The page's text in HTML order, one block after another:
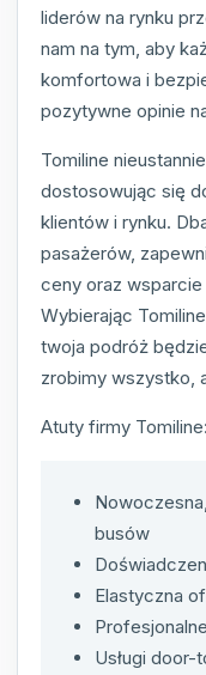
liderów na rynku
nam na tym, aby
komfortowa i
pozytywne opinie
Tomiline
dostosowując się
klientów i rynku.
pasażerów,
ceny oraz
Wybierając
twoja podróż
zrobimy wszystko,
Atuty firmy Tomiline:
busów
Elastyczna
Usługi